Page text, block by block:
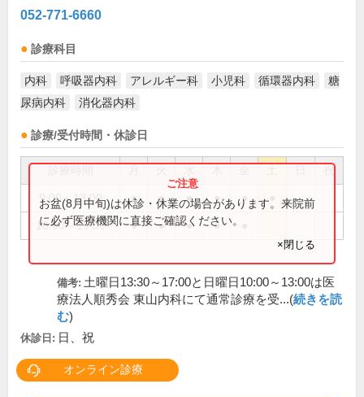
052-771-6660
診療科目
内科 呼吸器内科 アレルギー科 小児科 循環器内科
糖
尿病内科
消化器内科
診療/受付時間・休診日
祝
9:00～13:00 ● ● ● ● ●
16:00～19:00 ● ● ● ●
お盆(8月中旬)は休診・休業の場合があります。来院前
に必ず医療機関に直接ご確認ください。
×閉じる
備考: 土曜日13:30～17:00と日曜日10:00～13:00は医
療法人順秀会 東山内科にて通常診療を受...(続きを読
む)
休診日: 日、祝
オンライン診療